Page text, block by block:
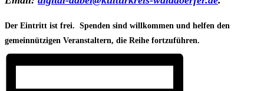
Der Eintritt ist frei. Spenden sind willkommen und helfen den
gemeinnützigen Veranstaltern, die Reihe fortzuführen.